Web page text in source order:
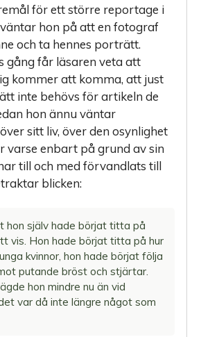
för ett större reportage i
hon på att en fotograf
och ta hennes porträtt.
gång får läsaren veta att
kommer att komma, att just
inte behövs för artikeln de
hon ännu väntar
sitt liv, över den osynlighet
varse enbart på grund av sin
till och med förvandlats till
blicken:
hon själv hade börjat titta på
vis. Hon hade börjat titta på hur
kvinnor, hon hade börjat följa
putande bröst och stjärtar.
hon mindre nu än vid
var då inte längre något som